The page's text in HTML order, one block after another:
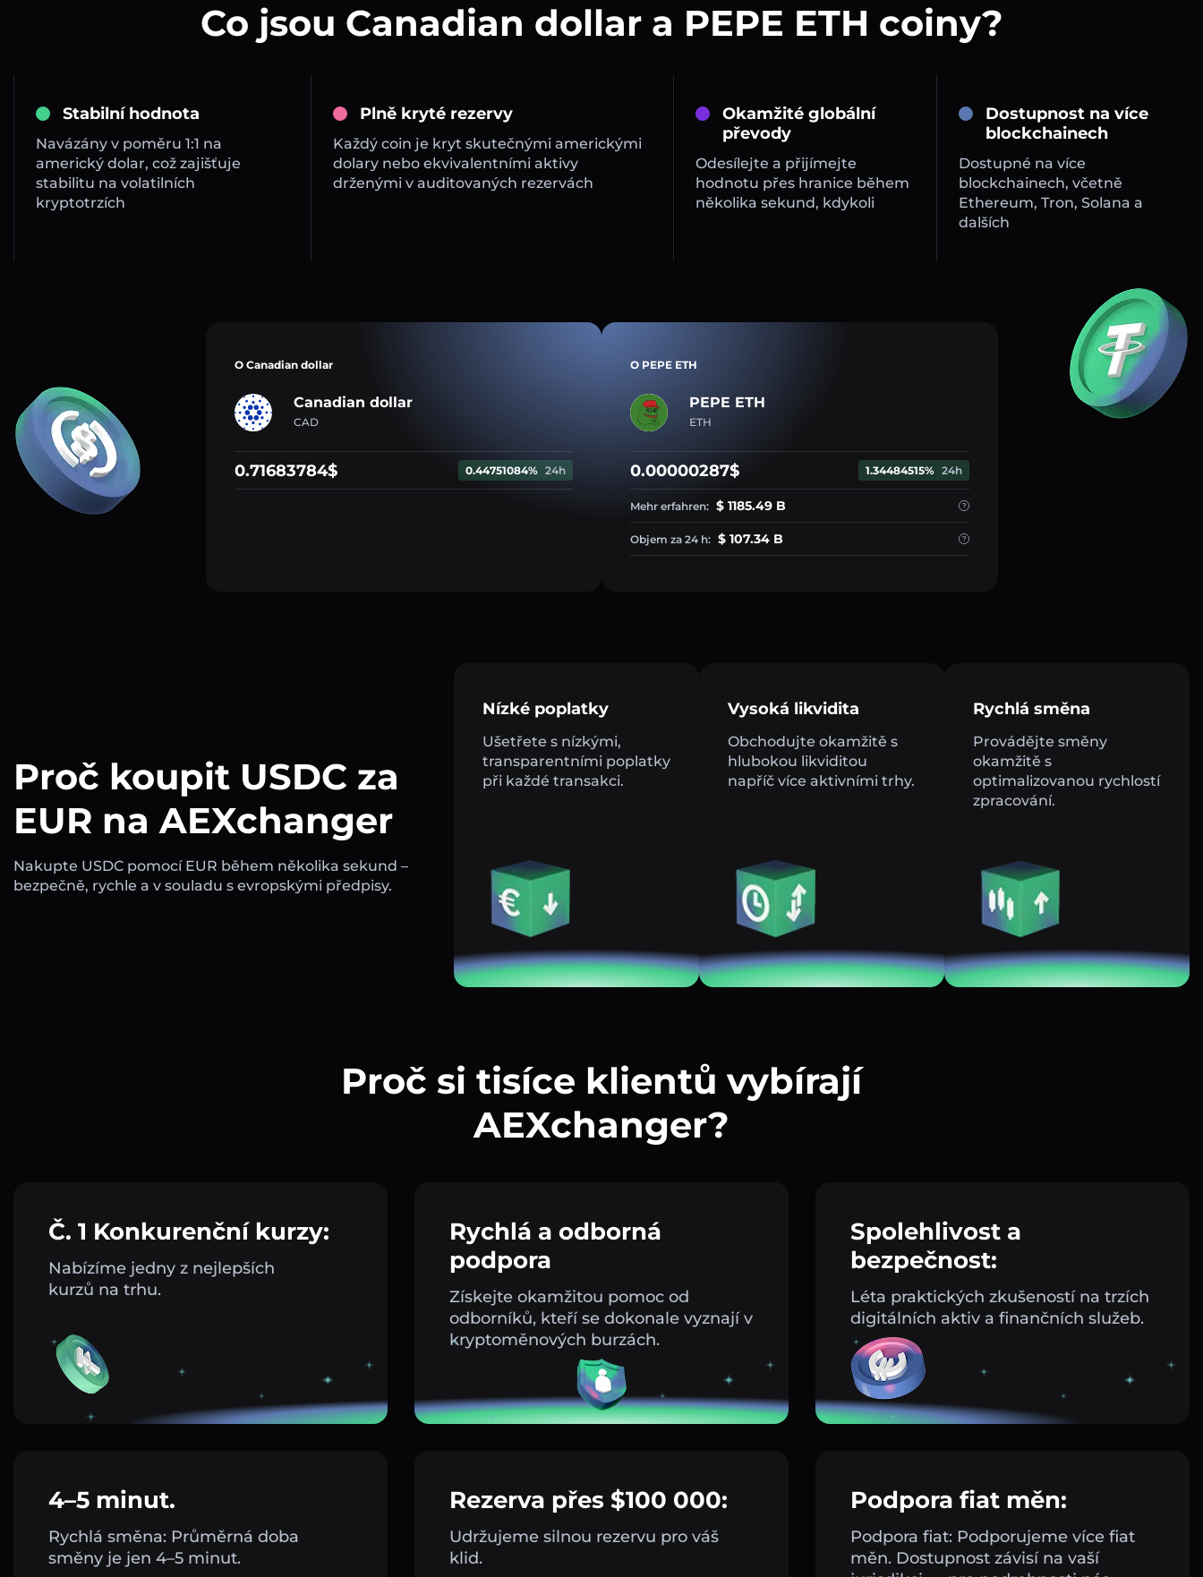
Co jsou Canadian dollar a PEPE ETH coiny?
Stabilní hodnota
Navázány v poměru 1:1 na
americký dolar, což zajišťuje
stabilitu na volatilních
kryptotrzích
Plně kryté rezervy
Každý coin je kryt skutečnými americkými
dolary nebo ekvivalentními aktivy
drženými v auditovaných rezervách
Okamžité globální
převody
Odesílejte a přijímejte
hodnotu přes hranice během
několika sekund, kdykoli
Dostupnost na více
blockchainech
Dostupné na více
blockchainech, včetně
Ethereum, Tron, Solana a
dalších
O Canadian dollar
Canadian dollar
CAD
0.71683784$ 0.44751084% 24h
O PEPE ETH
PEPE ETH
ETH
0.00000287$ 1.34484515% 24h
Mehr erfahren: $ 1185.49 B
Objem za 24 h: $ 107.34 B
Proč koupit USDC za
EUR na AEXchanger
Nakupte USDC pomocí EUR během několika sekund –
bezpečně, rychle a v souladu s evropskými předpisy.
Nízké poplatky
Ušetřete s nízkými,
transparentními poplatky
při každé transakci.
Vysoká likvidita
Obchodujte okamžitě s
hlubokou likviditou
napříč více aktivními trhy.
Rychlá směna
Provádějte směny
okamžitě s
optimalizovanou rychlostí
zpracování.
Proč si tisíce klientů vybírají
AEXchanger?
Č. 1 Konkurenční kurzy:
Nabízíme jedny z nejlepších
kurzů na trhu.
Rychlá a odborná
podpora
Získejte okamžitou pomoc od
odborníků, kteří se dokonale vyznají v
kryptoměnových burzách.
Spolehlivost a
bezpečnost:
Léta praktických zkušeností na trzích
digitálních aktiv a finančních služeb.
4–5 minut.
Rychlá směna: Průměrná doba
směny je jen 4–5 minut.
Rezerva přes $100 000:
Udržujeme silnou rezervu pro váš
klid.
Podpora fiat měn:
Podpora fiat: Podporujeme více fiat
měn. Dostupnost závisí na vaší